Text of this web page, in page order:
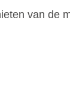
van de